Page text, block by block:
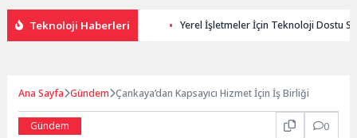
Teknoloji Haberleri Yerel İşletmeler İçin Teknoloji Dostu
Ana Sayfa Gündem Çankaya’dan Kapsayıcı Hizmet İçin İş Birliği
Gündem 0